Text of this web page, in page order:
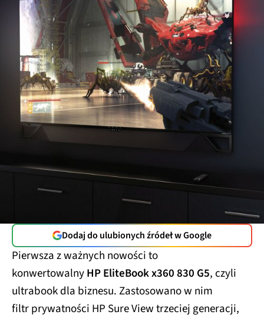
Dodaj do ulubionych źródeł w Google
Pierwsza z ważnych nowości to
konwertowalnyHPEliteBook x360 830 G5, czyli
ultrabook dla biznesu. Zastosowano w nim
filtr prywatności HP Sure View trzeciej generacji,